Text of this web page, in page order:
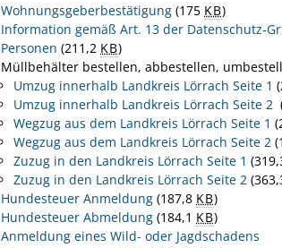
Wohnungsgeberbestätigung (175 KB)
Information gemäß Art. 13 der Datenschutz-
Personen (211,2 KB)
Müllbehälter bestellen, abbestellen,
Umzug innerhalb Landkreis Lörrach Seite 1
Umzug innerhalb Landkreis Lörrach Seite 2
Wegzug aus dem Landkreis Lörrach Seite 1
Wegzug aus dem Landkreis Lörrach Seite 2
Zuzug in den Landkreis Lörrach Seite 1
Zuzug in den Landkreis Lörrach Seite 2
Hundesteuer Anmeldung (187,8 KB)
Hundesteuer Abmeldung (184,1 KB)
Anmeldung eines Wild- oder Jagdschadens